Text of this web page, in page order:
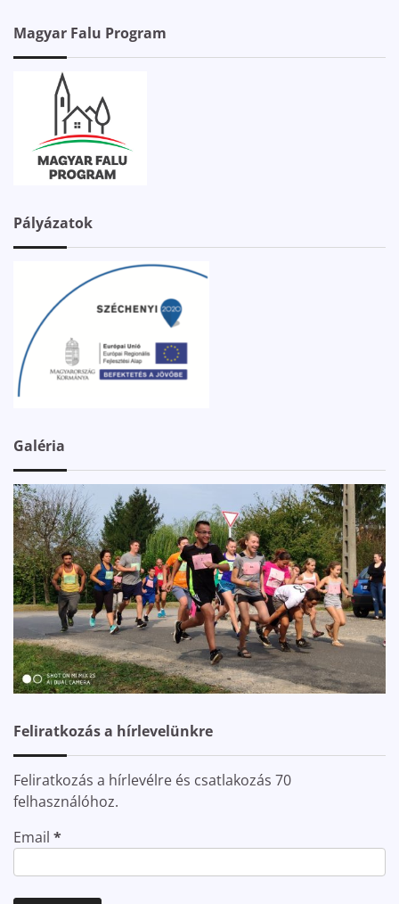
Magyar Falu Program
Pályázatok
Galéria
Feliratkozás a hírlevelünkre
Feliratkozás a hírlevélre és csatlakozás 70
felhasználóhoz.
Email *